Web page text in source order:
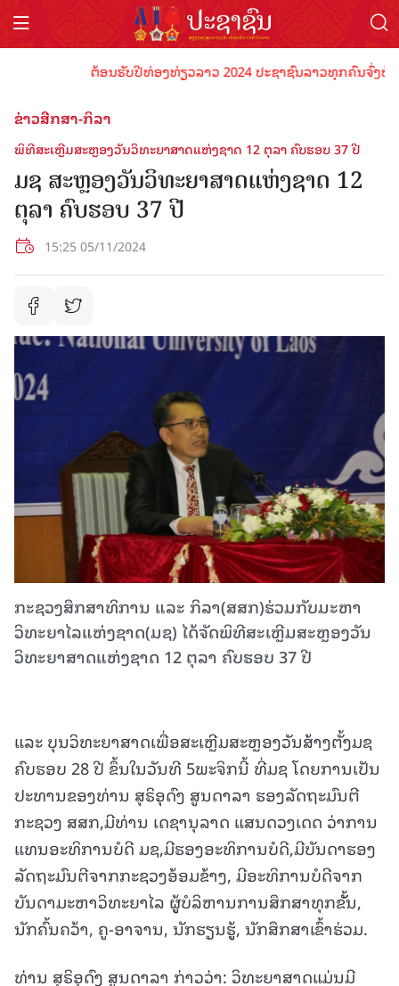
ຕ້ອນຮັບປີທ່ອງທ່ຽວລາວ 2024 ປະຊາຊົນລາວທຸກຄົນຈົ່ງພ້ອ
ຂ່າວສືກສາ-ກິລາ
ພິທີສະເຫຼີມສະຫຼອງວັນວິທະຍາສາດແຫ່ງຊາດ 12 ຕຸລາ ຄົບຮອບ 37 ປີ
ມຊ ສະຫຼອງວັນວິທະຍາສາດແຫ່ງຊາດ 12
ຕຸລາ ຄົບຮອບ 37 ປີ
15:25 05/11/2024
ກະຊວງສຶກສາທິການ ແລະ ກິລາ(ສສກ)ຮ່ວມກັບມະຫາ
ວິທະຍາໄລແຫ່ງຊາດ(ມຊ) ໄດ້ຈັດພິທີສະເຫຼີມສະຫຼອງວັນ
ວິທະຍາສາດແຫ່ງຊາດ 12 ຕຸລາ ຄົບຮອບ 37 ປີ
ແລະ ບຸນວິທະຍາສາດເພື່ອສະເຫຼີມສະຫຼອງວັນສ້າງຕັ້ງມຊ
ຄົບຮອບ 28 ປີ ຂຶ້ນໃນວັນທີ 5ພະຈິກນີ້ ທີ່ມຊ ໂດຍການເປັນ
ປະທານຂອງທ່ານ ສຸຣິອຸດົງ ສູນດາລາ ຮອງລັດຖະມົນຕີ
ກະຊວງ ສສກ,ມີທ່ານ ເດຊານຸລາດ ແສນດວງເດດ ວ່າການ
ແທນອະທິການບໍດີ ມຊ,ມີຮອງອະທິການບໍດີ,ມີບັນດາຮອງ
ລັດຖະມົນຕີຈາກກະຊວງອ້ອມຂ້າງ, ມີອະທິການບໍດີຈາກ
ບັນດາມະຫາວິທະຍາໄລ ຜູູ້ບໍລິຫານການສຶກສາທຸກຂັັ້ນ,
ນັກຄົ້ນຄວ້າ, ຄູ-ອາຈານ, ນັກຮຽນຮູູ້, ນັກສຶກສາເຂົ້າຮ່ວມ.
ທ່ານ ສຸຣິອຸດົງ ສູນດາລາ ກ່າວວ່າ: ວິທະຍາສາດແມ່ນມີ